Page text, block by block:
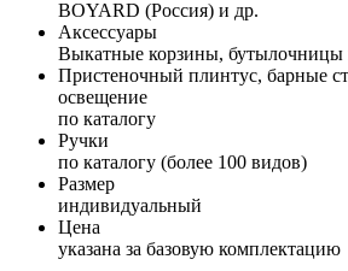
BOYARD (Россия) и др.
Аксессуары
Выкатные корзины, бутылочницы
Пристеночный плинтус, барные
освещение
по каталогу
Ручки
по каталогу (более 100 видов)
Размер
индивидуальный
Цена
указана за базовую комплектацию